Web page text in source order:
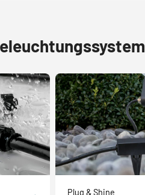
Plug & Shine